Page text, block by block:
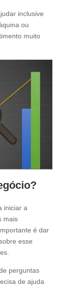
inclusive
ou
muito
iniciar a
mais
é dar
esse
perguntas
de ajuda